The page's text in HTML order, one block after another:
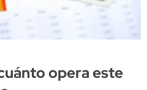
opera este